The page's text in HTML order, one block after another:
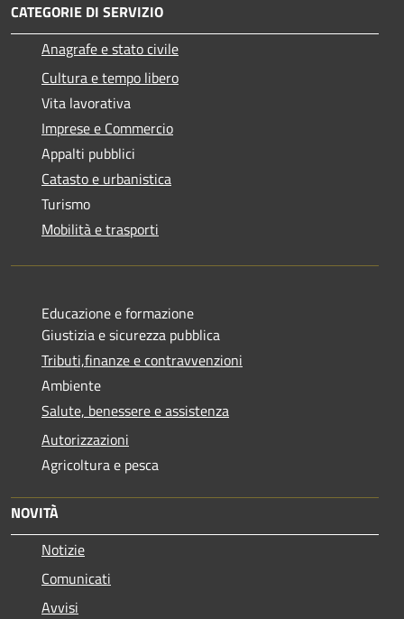
CATEGORIE DI SERVIZIO
Anagrafe e stato civile
Cultura e tempo libero
Vita lavorativa
Imprese e Commercio
Appalti pubblici
Catasto e urbanistica
Turismo
Mobilità e trasporti
Educazione e formazione
Giustizia e sicurezza pubblica
Tributi,finanze e contravvenzioni
Ambiente
Salute, benessere e assistenza
Autorizzazioni
Agricoltura e pesca
NOVITÀ
Notizie
Comunicati
Avvisi